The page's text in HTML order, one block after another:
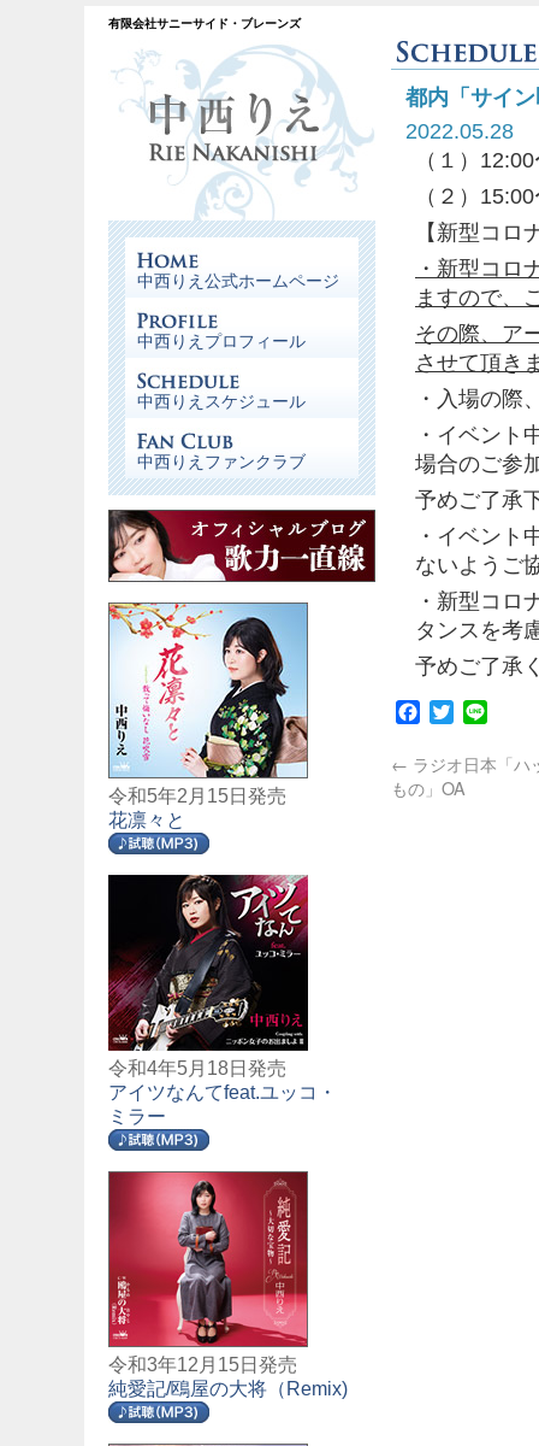
有限会社サニーサイド・ブレーンズ
都内「サイ
2022.05.28
（１）
（２）
【新型コ
・新型コロ
ますので、
その際、ア
させて頂き
・入場の際
・イベント
場合のご参
予めご了承
・イベント
ないようご
・新型コロ
タンスを考
予めご了承
Facebook
Twitter
← ラジオ日本「ハ
もの」OA
中西りえ公式ホームページ
中西りえプロフィール
中西りえスケジュール
中西りえファンクラブ
令和5年2月15日発売
花凛々と
令和4年5月18日発売
アイツなんてfeat.ユッコ・
ミラー
令和3年12月15日発売
純愛記/鴎屋の大将（Remix)